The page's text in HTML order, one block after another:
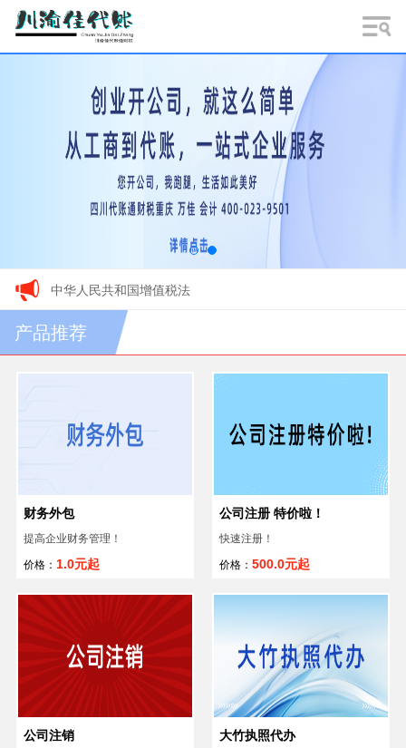
中华人民共和国增值税法
关于调事项的整增值税纳税申报有关事项的公告的解读
开公司资料，重庆注册公司，重庆代理记账，
中华人民共和国增值税法
产品推荐
财务外包
提高企业财务管理！
价格： 1.0元起
公司注册 特价啦！
快速注册！
价格： 500.0元起
公司注销 大竹执照代办